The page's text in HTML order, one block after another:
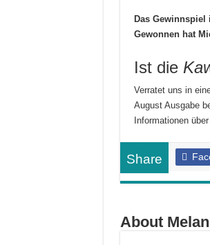
Das Gewinnspiel
Gewonnen hat
Ist die
Verratet uns in
August Ausgabe
Informationen
Share
About